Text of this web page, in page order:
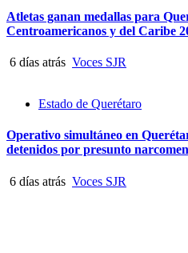
Atletas ganan medallas para
Centroamericanos y del Caribe
6 días atrás Voces SJR
Estado de Querétaro
Operativo simultáneo en
detenidos por presunto
6 días atrás Voces SJR